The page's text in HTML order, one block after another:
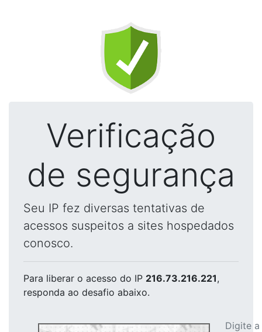
Verificação
de segurança
Seu IP fez diversas tentativas de
acessos suspeitos a sites hospedados
conosco.
Para liberar o acesso do IP 216.73.216.221,
responda ao desafio abaixo.
Digite